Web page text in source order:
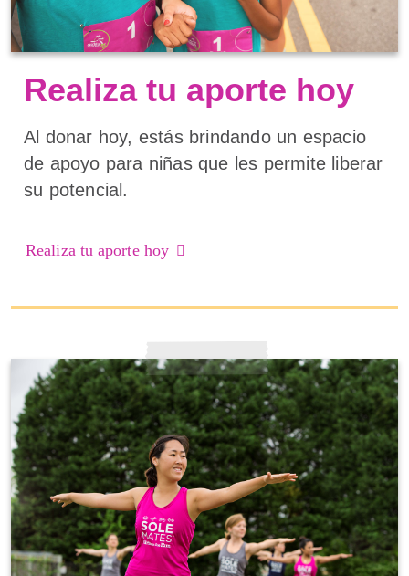
Realiza tu aporte hoy
Al donar hoy, estás brindando un espacio
de apoyo para niñas que les permite liberar
su potencial.
Realiza tu aporte hoy